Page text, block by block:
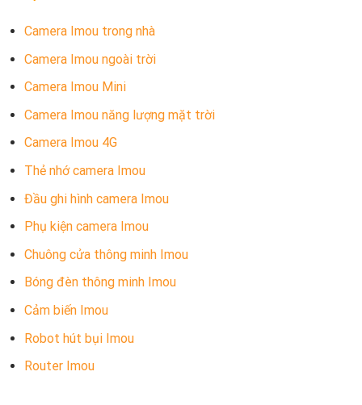
Camera Imou trong nhà
Camera Imou ngoài trời
Camera Imou Mini
Camera Imou năng lượng mặt trời
Camera Imou 4G
Thẻ nhớ camera Imou
Đầu ghi hình camera Imou
Phụ kiện camera Imou
Chuông cửa thông minh Imou
Bóng đèn thông minh Imou
Cảm biến Imou
Robot hút bụi Imou
Router Imou